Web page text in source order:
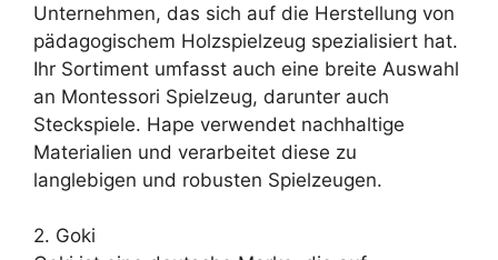
Unternehmen, das sich auf die Herstellung von
pädagogischem Holzspielzeug spezialisiert hat.
Ihr Sortiment umfasst auch eine breite Auswahl
an Montessori Spielzeug, darunter auch
Steckspiele. Hape verwendet nachhaltige
Materialien und verarbeitet diese zu
langlebigen und robusten Spielzeugen.
2. Goki